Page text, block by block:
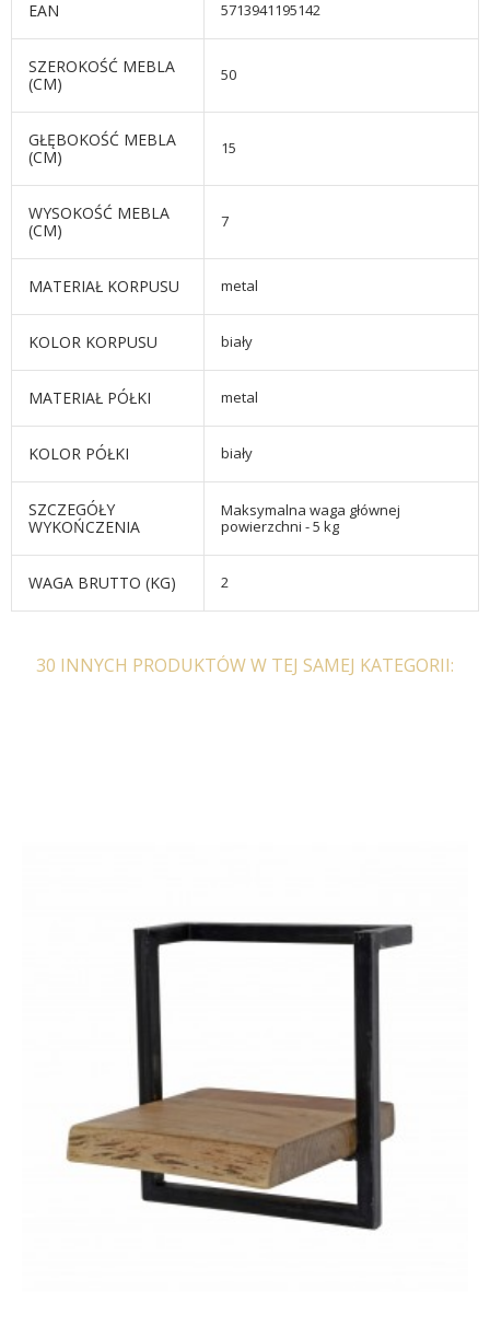
EAN 5713941195142
SZEROKOŚĆ MEBLA
(CM)
50
GŁĘBOKOŚĆ MEBLA
(CM)
15
WYSOKOŚĆ MEBLA
(CM)
7
MATERIAŁ KORPUSU metal
KOLOR KORPUSU biały
MATERIAŁ PÓŁKI metal
KOLOR PÓŁKI biały
SZCZEGÓŁY
WYKOŃCZENIA
Maksymalna waga głównej
powierzchni - 5 kg
WAGA BRUTTO (KG) 2
SZAFKA NOCNA JOLIET
30X25 CM CZARNA
249,54 zł
JOLIET 35X20CM STAL...
30 INNYCH PRODUKTÓW W TEJ SAMEJ KATEGORII: